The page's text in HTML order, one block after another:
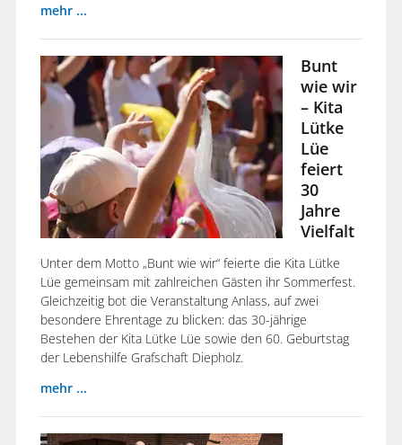
mehr ...
Bunt
wie wir
– Kita
Lütke
Lüe
feiert
30
Jahre
Vielfalt
Unter dem Motto „Bunt wie wir“ feierte die Kita Lütke
Lüe gemeinsam mit zahlreichen Gästen ihr Sommerfest.
Gleichzeitig bot die Veranstaltung Anlass, auf zwei
besondere Ehrentage zu blicken: das 30-jährige
Bestehen der Kita Lütke Lüe sowie den 60. Geburtstag
der Lebenshilfe Grafschaft Diepholz.
mehr ...